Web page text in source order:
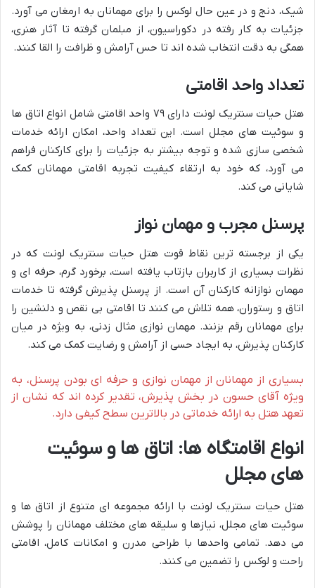
شیک، دنج و در عین حال لوکس را برای مهمانان به ارمغان می آورد.
جزئیات به کار رفته در دکوراسیون، از مبلمان گرفته تا آثار هنری،
همگی به دقت انتخاب شده اند تا حس آرامش و ظرافت را القا کنند.
تعداد واحد اقامتی
هتل حیات سنتریک لونت دارای ۷۹ واحد اقامتی شامل انواع اتاق ها
و سوئیت های مجلل است. این تعداد واحد، امکان ارائه خدمات
شخصی سازی شده و توجه بیشتر به جزئیات را برای کارکنان فراهم
می آورد، که خود به ارتقاء کیفیت تجربه اقامتی مهمانان کمک
شایانی می کند.
پرسنل مجرب و مهمان نواز
یکی از برجسته ترین نقاط قوت هتل حیات سنتریک لونت که در
نظرات بسیاری از کاربران بازتاب یافته است، برخورد گرم، حرفه ای و
مهمان نوازانه کارکنان آن است. از پرسنل پذیرش گرفته تا خدمات
اتاق و رستوران، همه تلاش می کنند تا اقامتی بی نقص و دلنشین را
برای مهمانان رقم بزنند. مهمان نوازی مثال زدنی، به ویژه در میان
کارکنان پذیرش، به ایجاد حسی از آرامش و رضایت کمک می کند.
بسیاری از مهمانان از مهمان نوازی و حرفه ای بودن پرسنل، به
ویژه آقای حسون در بخش پذیرش، تقدیر کرده اند که نشان از
تعهد هتل به ارائه خدماتی در بالاترین سطح کیفی دارد.
انواع اقامتگاه ها: اتاق ها و سوئیت
های مجلل
هتل حیات سنتریک لونت با ارائه مجموعه ای متنوع از اتاق ها و
سوئیت های مجلل، نیازها و سلیقه های مختلف مهمانان را پوشش
می دهد. تمامی واحدها با طراحی مدرن و امکانات کامل، اقامتی
راحت و لوکس را تضمین می کنند.